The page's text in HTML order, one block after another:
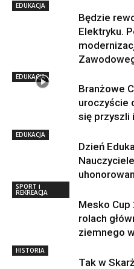
EDUKACJA
Będzie
Elektryku.
EDUKACJA
Branżowe
uroczyście
się przyszli
EDUKACJA
Dzień
SPORT i
REKREACJA
Mesko
rolach
ziemnego
HISTORIA
Tak w